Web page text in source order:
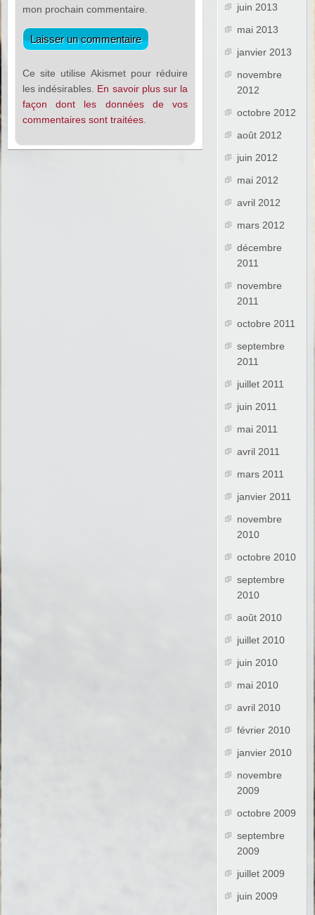
mon prochain commentaire.
Ce site utilise Akismet pour réduire
les indésirables. En savoir plus sur la
façon dont les données de vos
commentaires sont traitées
juin 2013
mai 2013
janvier 2013
novembre
2012
octobre 2012
août 2012
juin 2012
mai 2012
avril 2012
mars 2012
décembre
2011
novembre
2011
octobre 2011
septembre
2011
juillet 2011
juin 2011
mai 2011
avril 2011
mars 2011
janvier 2011
novembre
2010
octobre 2010
septembre
2010
août 2010
juillet 2010
juin 2010
mai 2010
avril 2010
février 2010
janvier 2010
novembre
2009
octobre 2009
septembre
2009
juillet 2009
juin 2009